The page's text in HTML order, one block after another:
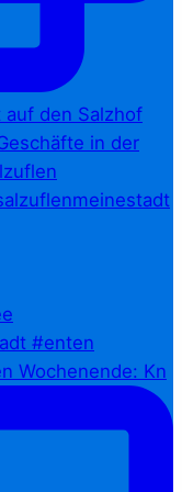
Wochenende: Kn